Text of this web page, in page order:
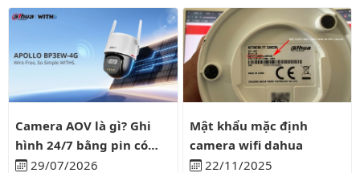
Camera AOV là gì? Ghi hình 24/7 bằng pin có liên tục?
Camera AOV là gì? Ghi
hình 24/7 bằng pin có
liên tục?
29/07/2026
Mật khẩu mặc định camera
Mật khẩu mặc định
camera wifi dahua
22/11/2025